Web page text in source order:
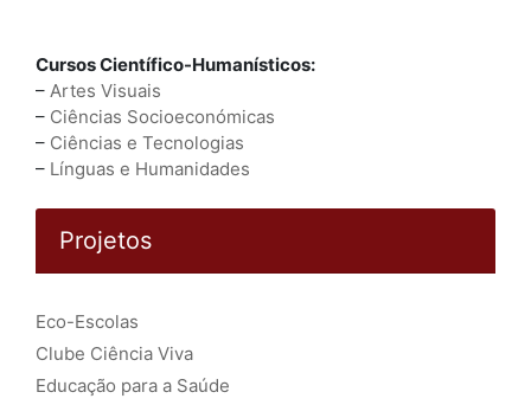
Cursos Científico-Humanísticos:
– Artes Visuais
– Ciências Socioeconómicas
– Ciências e Tecnologias
– Línguas e Humanidades
Projetos
Eco-Escolas
Clube Ciência Viva
Educação para a Saúde